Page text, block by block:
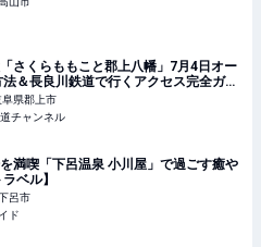
さくらももこと郡上八幡」7月4日オー
＆長良川鉄道で行くアクセス完全ガイ
約開始） | 旅とおでかけ 鉄道チャンネ
阜県郡上市
チャンネル
満喫「下呂温泉 小川屋」で過ごす癒や
ベル】
呂市
ド